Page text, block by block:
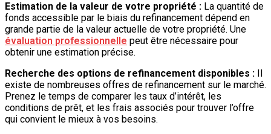
Estimation de la valeur de votre propriété : La quantité de
fonds accessible par le biais du refinancement dépend en
grande partie de la valeur actuelle de votre propriété. Une
évaluation professionnelle peut être nécessaire pour
obtenir une estimation précise.
Recherche des options de refinancement disponibles : Il
existe de nombreuses offres de refinancement sur le marché.
Prenez le temps de comparer les taux d’intérêt, les
conditions de prêt, et les frais associés pour trouver l’offre
qui convient le mieux à vos besoins.